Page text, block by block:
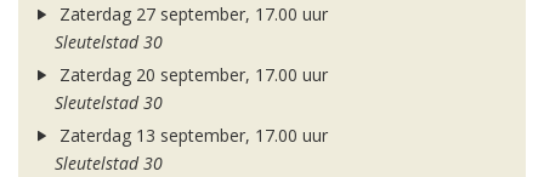
Zaterdag 27 september, 17.00 uur
Sleutelstad 30
Zaterdag 20 september, 17.00 uur
Sleutelstad 30
Zaterdag 13 september, 17.00 uur
Sleutelstad 30